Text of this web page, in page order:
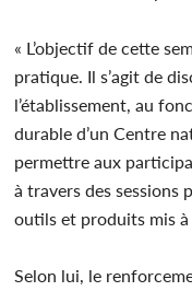
« L’objectif de cette
pratique. Il s’agit de
l’établissement, au
durable d’un Centre
permettre aux
à travers des sessions
outils et produits mis
Selon lui, le